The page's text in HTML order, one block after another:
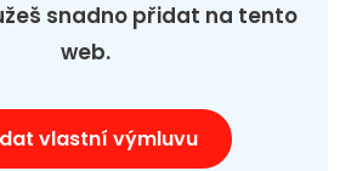
snadno přidat na tento
web.
vlastní výmluvu